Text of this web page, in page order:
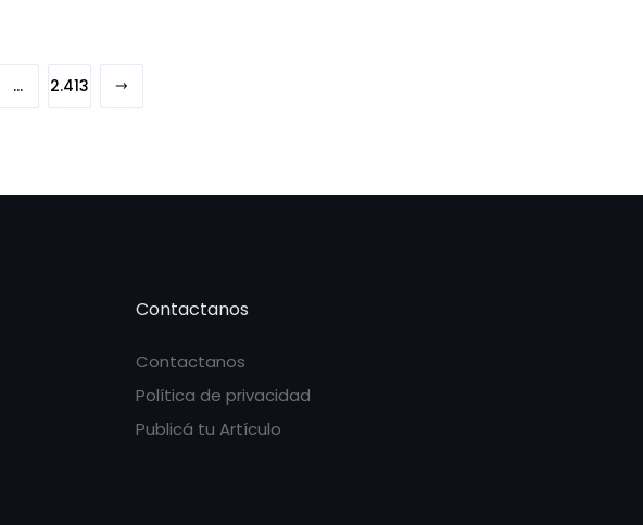
… 2.413
Contactanos
Contactanos
Política de privacidad
Publicá tu Artículo